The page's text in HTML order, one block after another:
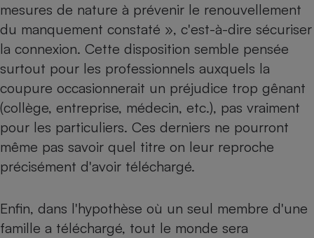
mesures de nature à prévenir le renouvellement
du manquement constaté », c'est-à-dire sécuriser
la connexion. Cette disposition semble pensée
surtout pour les professionnels auxquels la
coupure occasionnerait un préjudice trop gênant
(collège, entreprise, médecin, etc.), pas vraiment
pour les particuliers. Ces derniers ne pourront
même pas savoir quel titre on leur reproche
précisément d'avoir téléchargé.
Enfin, dans l'hypothèse où un seul membre d'une
famille a téléchargé, tout le monde sera